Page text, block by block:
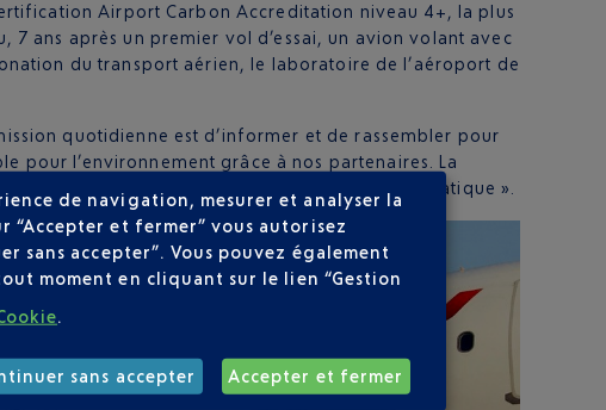
Airport Carbon Accreditation niveau 4+, la plus
ans après un premier vol d’essai, un avion volant avec
du transport aérien, le laboratoire de l’aéroport de
quotidienne est d’informer et de rassembler pour
pour l’environnement grâce à nos partenaires. La
médias un acteur engagé face à l’urgence climatique ».
de navigation, mesurer et analyser la
et fermer” vous autorisez
sans accepter”. Vous pouvez également
moment en cliquant sur le lien “Gestion
sans accepter Accepter et fermer